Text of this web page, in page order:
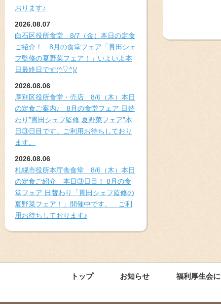
おります♪
2026.08.07
白石区役所食堂 8/7（金）本日の定食
ご紹介！ 8月の食堂フェア「貫田シェ
フ監修の夏野菜フェア！」いよいよ本
日最終日です(^▽^)/
2026.08.06
厚別区役所食堂・売店 8/6（木）本日
の定食ご案内♪ 8月の食堂フェア 日替
わり”貫田シェフ監修 夏野菜フェア”本
日③日目です。ご利用お待ちしており
ます。
2026.08.06
札幌市役所本庁舎食堂 8/6（木）本日
の定食ご紹介 本日③日目！ 8月の食
堂フェア 日替わり「貫田シェフ監修の
夏野菜フェア！」開催中です。 ご利
用お待ちしております♪
トップ お知らせ 福利厚生会